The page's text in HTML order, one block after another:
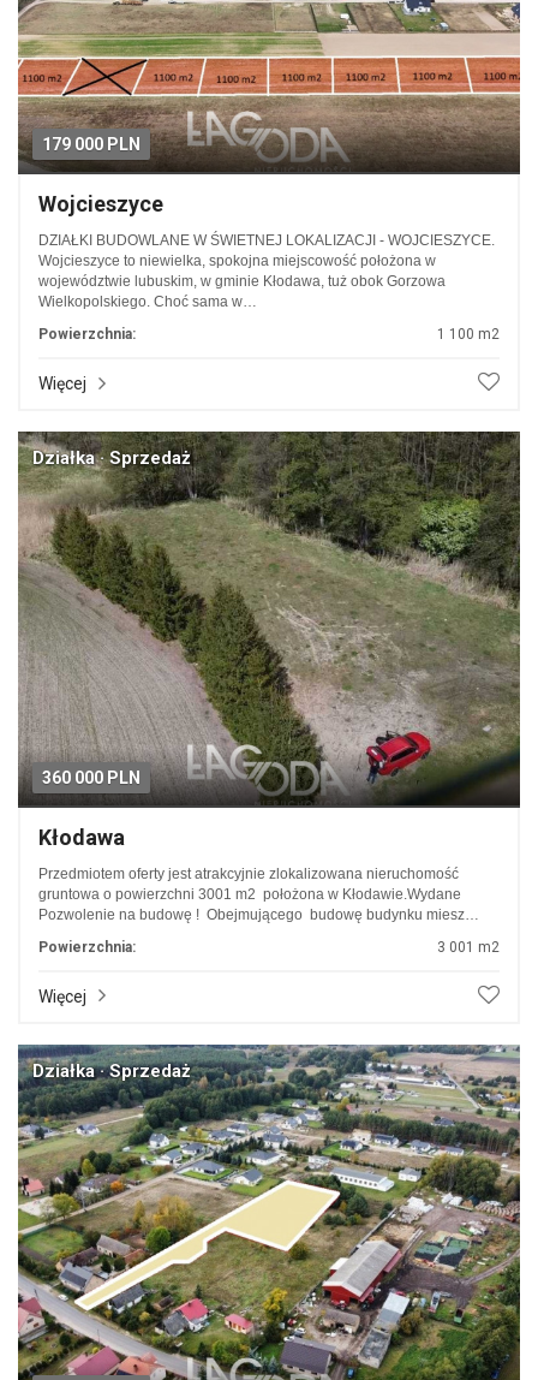
179 000 PLN
Wojcieszyce
DZIAŁKI BUDOWLANE W ŚWIETNEJ LOKALIZACJI - WOJCIESZYCE.
Wojcieszyce to niewielka, spokojna miejscowość położona w
województwie lubuskim, w gminie Kłodawa, tuż obok Gorzowa
Wielkopolskiego. Choć sama w…
Powierzchnia:
1 100 m2
Więcej
360 000 PLN
Działka · Sprzedaż
Kłodawa
Przedmiotem oferty jest atrakcyjnie zlokalizowana nieruchomość
gruntowa o powierzchni 3001 m2 położona w Kłodawie.Wydane
Pozwolenie na budowę ! Obejmującego budowę budynku miesz…
Powierzchnia:
3 001 m2
Więcej
Działka · Sprzedaż